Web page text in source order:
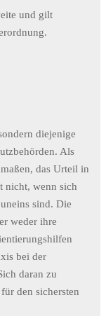
und gilt
diejenige
Als
das Urteil in
nicht, wenn sich
sind. Die
weder ihre
bei der
daran zu
den sichersten